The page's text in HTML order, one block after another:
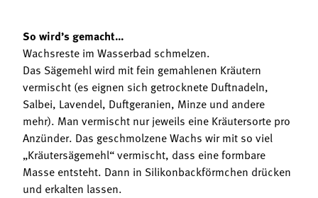
So wird’s gemacht…
Wachsreste im Wasserbad schmelzen.
Das Sägemehl wird mit fein gemahlenen Kräutern
vermischt (es eignen sich getrocknete Duftnadeln,
Salbei, Lavendel, Duftgeranien, Minze und andere
mehr). Man vermischt nur jeweils eine Kräutersorte pro
Anzünder. Das geschmolzene Wachs wir mit so viel
„Kräutersägemehl“ vermischt, dass eine formbare
Masse entsteht. Dann in Silikonbackförmchen drücken
und erkalten lassen.